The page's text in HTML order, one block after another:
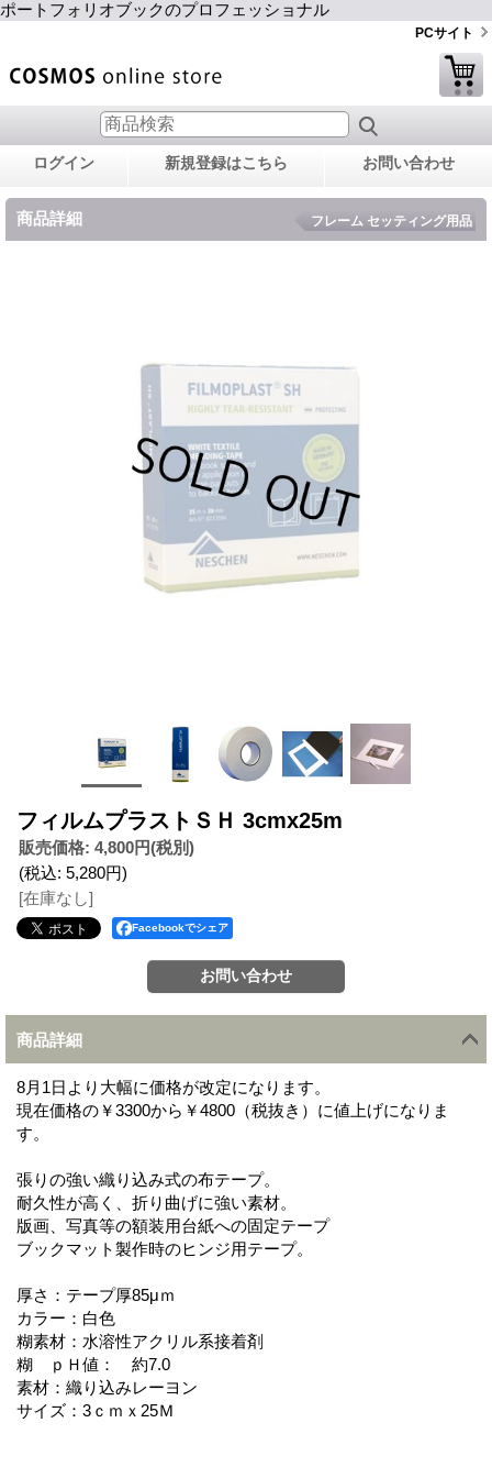
ポートフォリオブックのプロフェッショナル
PCサイト
ログイン 新規登録はこちら お問い合わせ
商品詳細 フレーム セッティング用品
フィルムプラストＳＨ 3cmx25m
販売価格: 4,800円(税別)
(税込: 5,280円)
[在庫なし]
Facebookでシェア
商品詳細
8月1日より大幅に価格が改定になります。
現在価格の￥3300から￥4800（税抜き）に値上げになりま
す。
張りの強い織り込み式の布テープ。
耐久性が高く、折り曲げに強い素材。
版画、写真等の額装用台紙への固定テープ
ブックマット製作時のヒンジ用テープ。
厚さ：テープ厚85μｍ
カラー：白色
糊素材：水溶性アクリル系接着剤
糊 ｐＨ値： 約7.0
素材：織り込みレーヨン
サイズ：3ｃｍｘ25Ｍ